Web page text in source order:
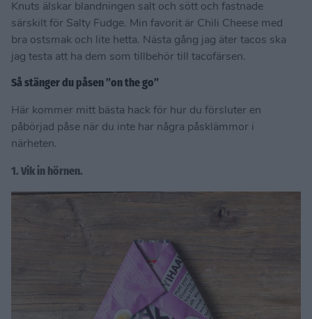
Knuts älskar blandningen salt och sött och fastnade
särskilt för Salty Fudge. Min favorit är Chili Cheese med
bra ostsmak och lite hetta. Nästa gång jag äter tacos ska
jag testa att ha dem som tillbehör till tacofärsen.
Så stänger du påsen ”on the go”
Här kommer mitt bästa hack för hur du försluter en
påbörjad påse när du inte har några påsklämmor i
närheten.
1. Vik in hörnen.